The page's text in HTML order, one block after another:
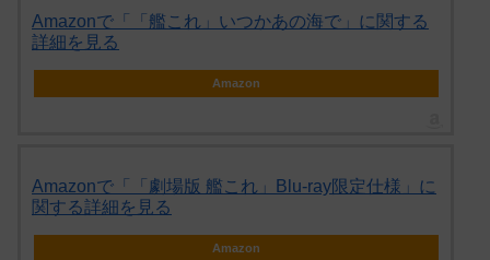
Amazonで「「艦これ」いつかあの海で」に関する
詳細を見る
Amazon
Amazonで「「劇場版 艦これ」Blu-ray限定仕様」に
関する詳細を見る
Amazon